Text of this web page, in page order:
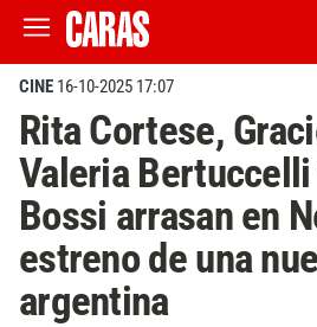
CINE 16-10-2025 17:07
Rita Cortese,
Valeria
Bossi arrasan en
estreno de una
argentina